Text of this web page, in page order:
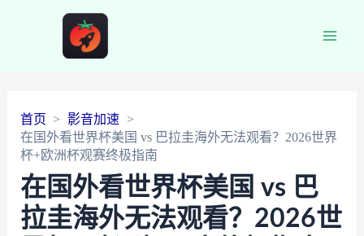
首页
影音加速
在国外看世界杯美国 vs 巴拉圭海外无法观看？2026世界
杯+欧洲杯观赛终极指南
在国外看世界杯美国 vs 巴
拉圭海外无法观看？2026世